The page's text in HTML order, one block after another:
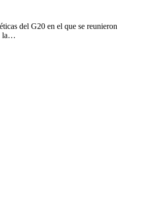
del G20 en el que se reunieron
la…